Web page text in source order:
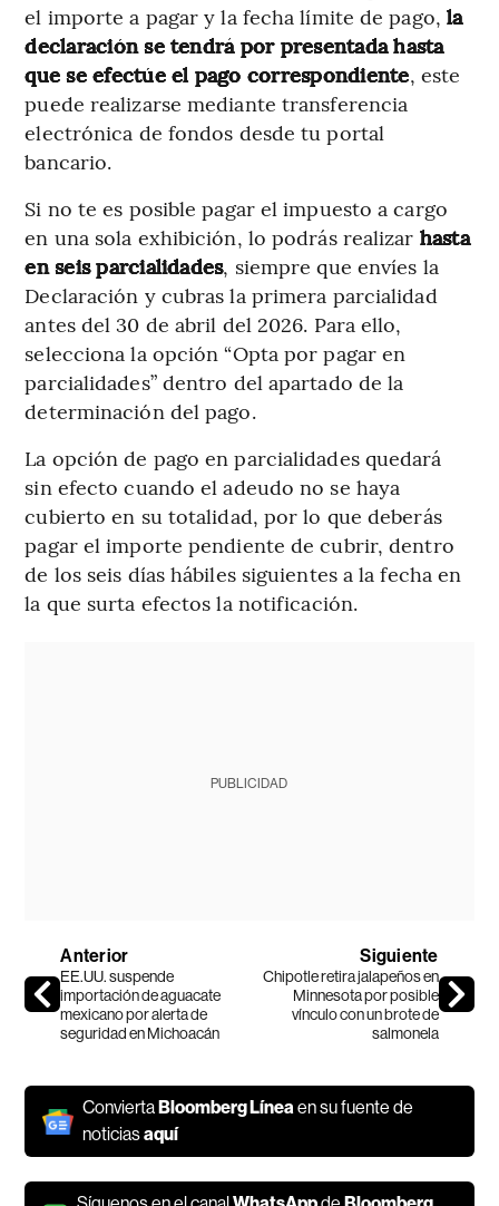
el importe a pagar y la fecha límite de pago, la
declaración se tendrá por presentada hasta
que se efectúe el pago correspondiente, este
puede realizarse mediante transferencia
electrónica de fondos desde tu portal
bancario.
Si no te es posible pagar el impuesto a cargo
en una sola exhibición, lo podrás realizar hasta
en seis parcialidades, siempre que envíes la
Declaración y cubras la primera parcialidad
antes del 30 de abril del 2026. Para ello,
selecciona la opción “Opta por pagar en
parcialidades” dentro del apartado de la
determinación del pago.
La opción de pago en parcialidades quedará
sin efecto cuando el adeudo no se haya
cubierto en su totalidad, por lo que deberás
pagar el importe pendiente de cubrir, dentro
de los seis días hábiles siguientes a la fecha en
la que surta efectos la notificación.
PUBLICIDAD
Anterior
EE.UU. suspende
importación de aguacate
mexicano por alerta de
seguridad en Michoacán
Siguiente
Chipotle retira jalapeños en
Minnesota por posible
vínculo con un brote de
salmonela
Convierta Bloomberg Líneaen su fuente de
noticiasaquí